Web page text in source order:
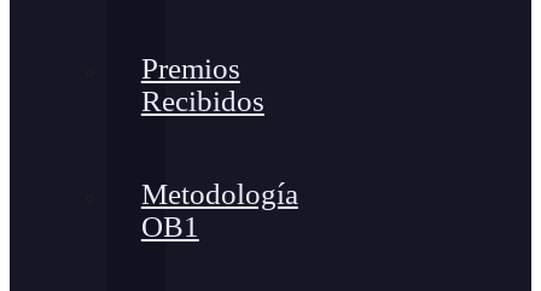
Premios
Recibidos
Metodología
OB1